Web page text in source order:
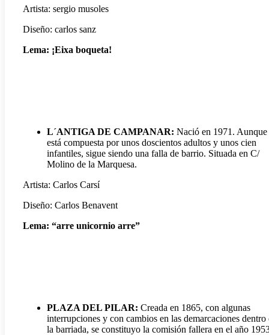
Artista: sergio musoles
Diseño: carlos sanz
Lema: ¡Eixa boqueta!
L´ANTIGA DE CAMPANAR: Nació en 1971. Aunque
está compuesta por unos doscientos adultos y unos cien
infantiles, sigue siendo una falla de barrio. Situada en C/
Molino de la Marquesa.
Artista: Carlos Carsí
Diseño: Carlos Benavent
Lema: “arre unicornio arre”
PLAZA DEL PILAR: Creada en 1865, con algunas
interrupciones y con cambios en las demarcaciones dentro
la barriada, se constituyo la comisión fallera en el año